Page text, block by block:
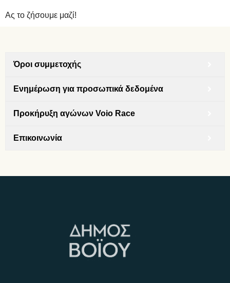
Ας το ζήσουμε μαζί!
Όροι συμμετοχής
Ενημέρωση για προσωπικά δεδομένα
Προκήρυξη αγώνων Voio Race
Επικοινωνία